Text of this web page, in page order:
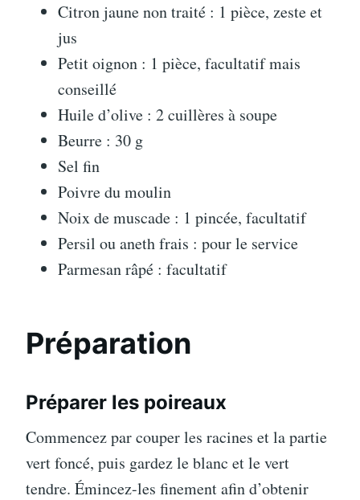
Citron jaune non traité : 1 pièce, zeste et
jus
Petit oignon : 1 pièce, facultatif mais
conseillé
Huile d’olive : 2 cuillères à soupe
Beurre : 30 g
Sel fin
Poivre du moulin
Noix de muscade : 1 pincée, facultatif
Persil ou aneth frais : pour le service
Parmesan râpé : facultatif
Préparation
Préparer les poireaux
Commencez par couper les racines et la partie
vert foncé, puis gardez le blanc et le vert
tendre. Émincez-les finement afin d’obtenir